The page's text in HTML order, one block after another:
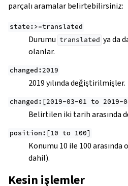
parçalı aramalar belirtebilirsiniz:
state:>=translated
Durumu translated ya da
olanlar.
changed:2019
2019 yılında değiştirilmişler.
changed:[2019-03-01 to 2019-
Belirtilen iki tarih arasında
position:[10 to 100]
Konumu 10 ile 100 arasında
dahil).
Kesin işlemler